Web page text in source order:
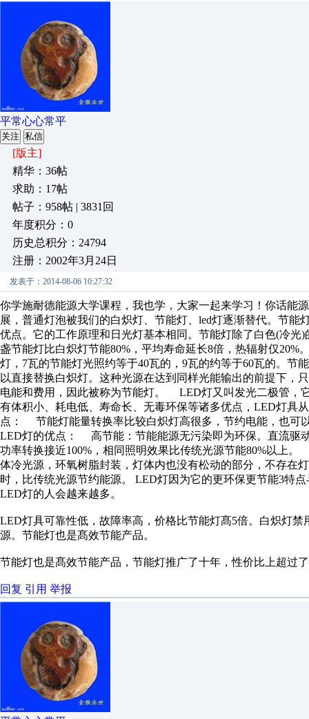
平常心心常平
关注 私信
[版主]
精华：36帖
求助：17帖
帖子：958帖 | 3831回
年度积分：0
历史总积分：24794
注册：2002年3月24日
发表于：2014-08-06 10:27:32
你学施耐德能源大学课程，我也学，大家一起来学习！你话能
展，普通灯泡被我们的白炽灯、节能灯、led灯逐渐替代。节
优点。它的工作原理和日光灯基本相同。节能灯除了白色(冷
盏节能灯比白炽灯节能80%，平均寿命延长8倍，热辐射仅
灯，7瓦的节能灯光照约等于40瓦的，9瓦的约等于60瓦的。节
以直接替换白炽灯。这种光源在达到同样光能输出的前提下，
电能和费用，因此被称为节能灯。 LED灯又叫发光二极管，
有体积小、耗电低、寿命长、无毒环保等诸多优点，LED灯
点： 节能灯能量转换率比较白炽灯高很多，节约电能，也
LED灯的优点： 高节能：节能能源无污染即为环保。直流驱
功率转换接近100%，相同照明效果比传统光源节能80%以上
体冷光源，环氧树脂封装，灯体内也没有松动的部分，不存在
时，比传统光源节约能源。 LED灯因为它的更环保更节能3特
LED灯的人会越来越多。
LED灯具可靠性低，故障率高，价格比节能灯髙5倍。白炽灯
源。节能灯也是髙效节能产品。
节能灯也是髙效节能产品，节能灯推广了十年，性价比上超过
回复 引用 举报